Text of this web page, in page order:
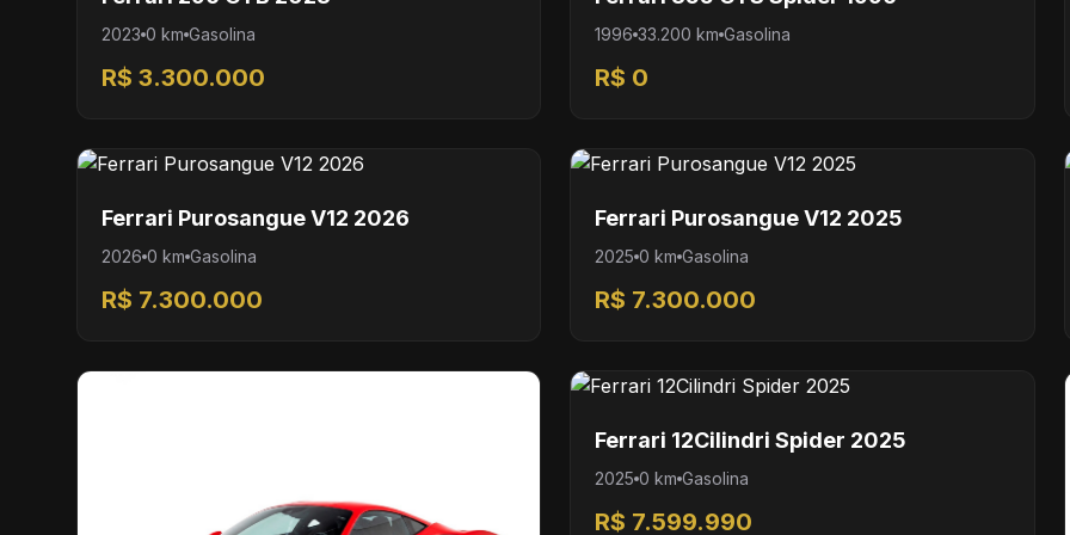
2023 0 km Gasolina
R$ 3.300.000
1996 33.200 km Gasolina
R$ 0
Ferrari Purosangue V12 2026
2026 0 km Gasolina
R$ 7.300.000
Ferrari Purosangue V12 2025
2025 0 km Gasolina
R$ 7.300.000
Ferrari 12Cilindri Spider 2025
2025 0 km Gasolina
R$ 7.599.990